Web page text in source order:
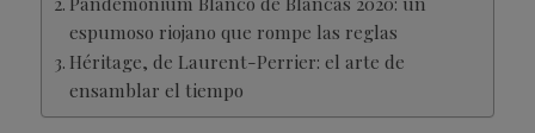
espumoso riojano que rompe las reglas
Héritage, de Laurent-Perrier: el arte de
ensamblar el tiempo